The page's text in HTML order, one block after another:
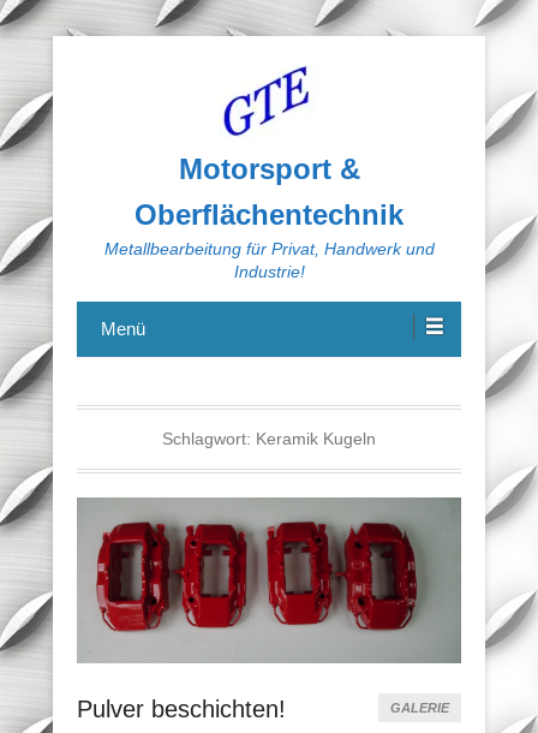
Motorsport &
Oberflächentechnik
Metallbearbeitung für Privat, Handwerk und
Industrie!
Menü
Schlagwort: Keramik Kugeln
Pulver beschichten! GALERIE